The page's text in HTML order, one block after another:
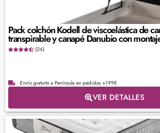
Pack colchón Kodell de viscoelástica de
transpirable y canapé Danubio con
(26)
Envío gratuito a Península en pedidos +199€
VER DETALLES